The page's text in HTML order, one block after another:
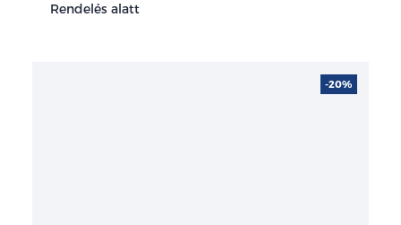
Rendelés alatt
-20%